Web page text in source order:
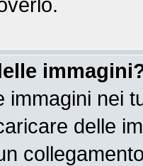
immagini nei
delle